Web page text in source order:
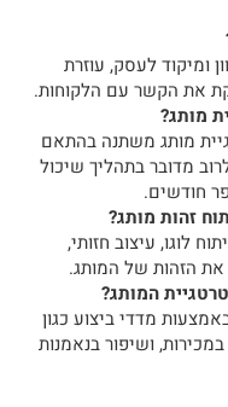
ומיקוד לעסק, עוזרת
את הקשר עם הלקוחות.
מותג?
מותג משתנה בהתאם
מדובר בתהליך שיכול
חודשים.
זהות מותג?
לוגו, עיצוב חזותי,
את הזהות של המותג.
המותג?
מדדי ביצוע כגון
ושיפור בנאמנות